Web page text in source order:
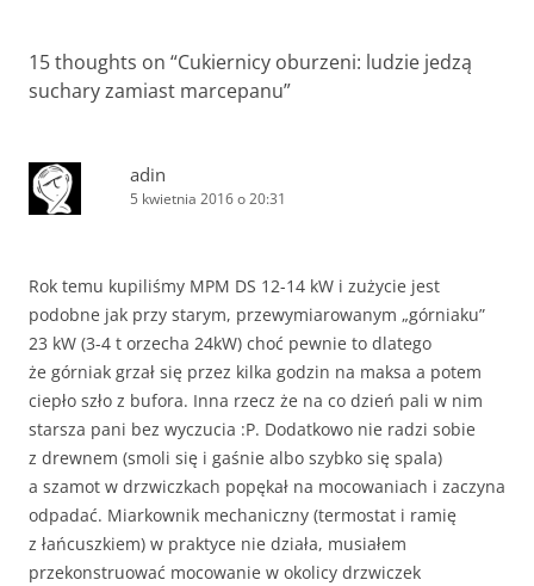
15 thoughts on “Cukiernicy oburzeni: ludzie jedzą
suchary zamiast marcepanu”
adin
5 kwietnia 2016 o 20:31
Rok temu kupiliśmy MPM DS 12-14 kW i zużycie jest
podobne jak przy starym, przewymiarowanym „górniaku”
23 kW (3-4 t orzecha 24kW) choć pewnie to dlatego
że górniak grzał się przez kilka godzin na maksa a potem
ciepło szło z bufora. Inna rzecz że na co dzień pali w nim
starsza pani bez wyczucia :P. Dodatkowo nie radzi sobie
z drewnem (smoli się i gaśnie albo szybko się spala)
a szamot w drzwiczkach popękał na mocowaniach i zaczyna
odpadać. Miarkownik mechaniczny (termostat i ramię
z łańcuszkiem) w praktyce nie działa, musiałem
przekonstruować mocowanie w okolicy drzwiczek